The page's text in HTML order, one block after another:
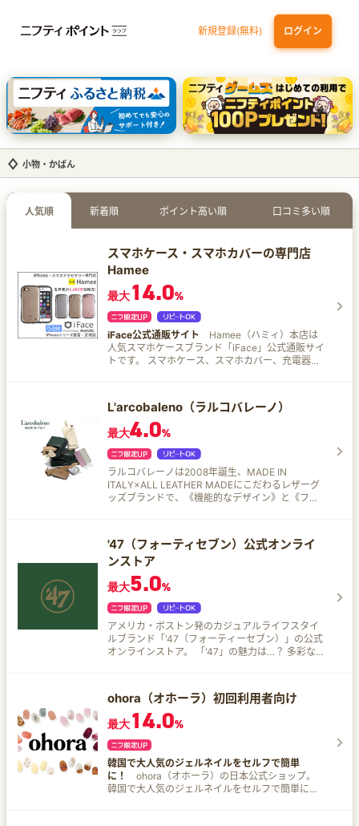
新規登録(無料) ログイン
dカード 九州カードNEXT JCB ORIGINAL SERIES：JCBカード S
三井住友カード ゴールド（NL）（家族カード発行）
【実質初月無料】DMM | Disney+(ディズニープラス) セットプラン
小物・かばん
人気順 新着順 ポイント高い順 口コミ多い順
スマホケース・スマホカバーの専門店
Hamee
最大14.0%
iFace公式通販サイト Hamee（ハミィ）本店は
人気スマホケースブランド「iFace」公式通販サイ
トです。 スマホケース、スマホカバー、充電器、
L'arcobaleno（ラルコバレーノ）
最大4.0%
ラルコバレーノは2008年誕生、MADE IN
ITALY×ALL LEATHER MADEにこだわるレザーグ
ッズブランドで、《機能的なデザイン》と《ファ
舗タンナー「アルラン社」のゴートレザーを使
用。 発色の良さ・軽さ・耐久性が特徴で、細かな
型押しにより傷や汚れへの強さと上品な質感を両
立しています。 オールレザー・オールハンドメイ
ド カード段の裏側など見えない部分にもすべてレ
ザーを使用。一般的な財布の約3倍のレザー量を要
するこだわりで、イタリアの革職人が一点ずつ手
作業で仕上げ、「TUTTO IN PELLE FATTO A
MANO」の刻印を施しています。 日本の紙幣・鍵
のサイズを前提にした機能的設計も魅力です。
'47（フォーティセブン）公式オンライ
ンストア
最大5.0%
アメリカ・ボストン発のカジュアルライフスタイ
ルブランド「'47（フォーティーセブン）」の公式
オンラインストア。 「'47」の魅力は…？ 多彩なシ
豊富なラインナップを展開。 圧巻のカラーバリエ
ーション MLBチームロゴ入りからシンプルな無地
モデルまで幅広く用意。 生地素材も充実 コットン
生地を中心に、コーデュロイや接触冷感など季節
感のある素材も取り扱い。 MLB公認アイテム ニュ
ーヨーク・ヤンキース、ロサンゼルス・ドジャー
スをはじめ、人気球団の公認商品を多数取り扱
い。 送料無料 公式サイトでの会員登録により、
4,000円（税込）以上のご購入で全国送料無料。
ohora（オホーラ）初回利用者向け
最大14.0%
韓国で大人気のジェルネイルをセルフで簡単
に！
ohora（オホーラ）の日本公式ショップ。
韓国で大人気のジェルネイルをセルフで簡単に！